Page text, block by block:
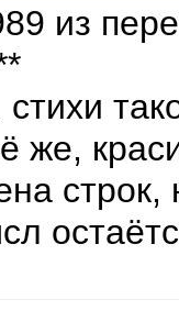
из
же,
строк,